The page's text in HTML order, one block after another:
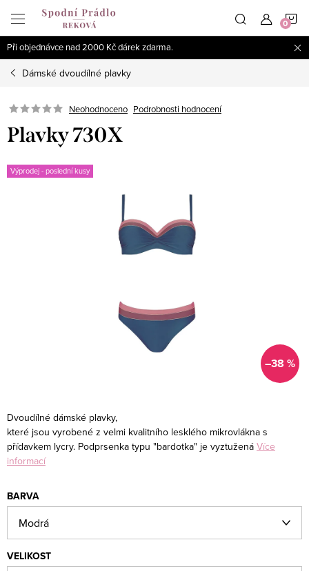
obsah
Při objednávce nad 2000 Kč dárek zdarma.
Dámské dvoudílné plavky
Neohodnoceno Podrobnosti hodnocení
Plavky 730X
Výprodej - poslední kusy
–38 %
Dvoudílné dámské plavky,
které jsou vyrobené z velmi kvalitního lesklého mikrovlákna s
přídavkem lycry. Podprsenka typu "bardotka" je vyztužená Více
informací
BARVA
VELIKOST